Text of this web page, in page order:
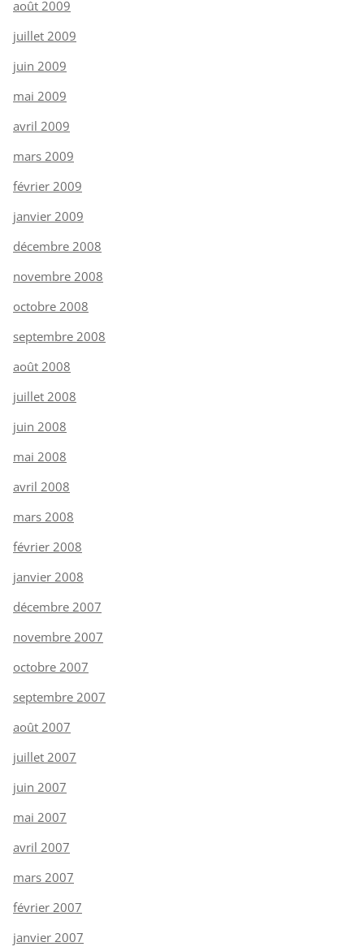
août 2009
juillet 2009
juin 2009
mai 2009
avril 2009
mars 2009
février 2009
janvier 2009
décembre 2008
novembre 2008
octobre 2008
septembre 2008
août 2008
juillet 2008
juin 2008
mai 2008
avril 2008
mars 2008
février 2008
janvier 2008
décembre 2007
novembre 2007
octobre 2007
septembre 2007
août 2007
juillet 2007
juin 2007
mai 2007
avril 2007
mars 2007
février 2007
janvier 2007